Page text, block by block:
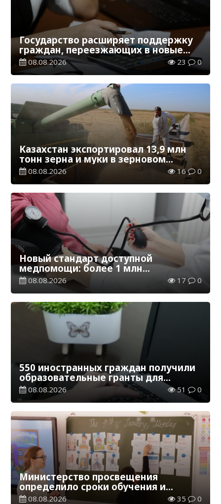
Государство расширяет поддержку
граждан, переезжающих в новые
регионы для работы
08.08.2026 23 0
Казахстан экспортировал 13,9 млн
тонн зерна и муки в зерновом
эквиваленте
08.08.2026 16 0
Новый стандарт доступной
медпомощи: более 1 млн
казахстанцев получили
телемедицинские услуги
08.08.2026 17 0
550 иностранных граждан получили
образовательные гранты для
обучения в Казахстане
08.08.2026 51 0
Министерство просвещения
определило сроки обучения и
каникул на 2026-2027 учебный год
08.08.2026 35 0